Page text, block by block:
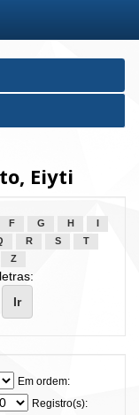
Eiyti
F G H
R S
T
Z
Em ordem:
Registro(s):